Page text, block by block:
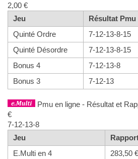
2,00 €
Jeu
Résultat Pmu
Quinté Ordre
7-12-13-8-15
Quinté Désordre
7-12-13-8-15
Bonus 4
7-12-13-8
Bonus 3
7-12-13
Pmu en ligne - Résultat et
€
7-12-13-8
Jeu
E.Multi en 4
283,50 €